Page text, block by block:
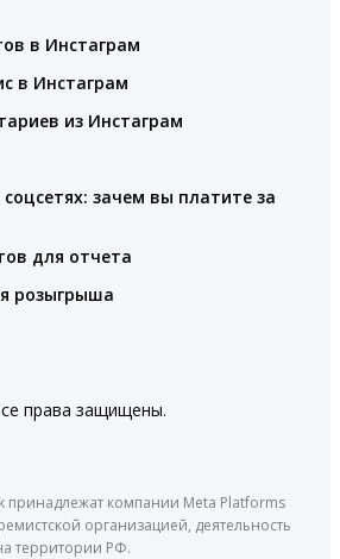
в Инстаграм
в Инстаграм
из Инстаграм
зачем вы платите за
для отчета
розыгрыша
права защищены.
принадлежат компании Meta Platforms
организацией, деятельность
территории РФ.